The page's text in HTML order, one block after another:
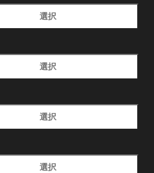
選択
選択
選択
選択